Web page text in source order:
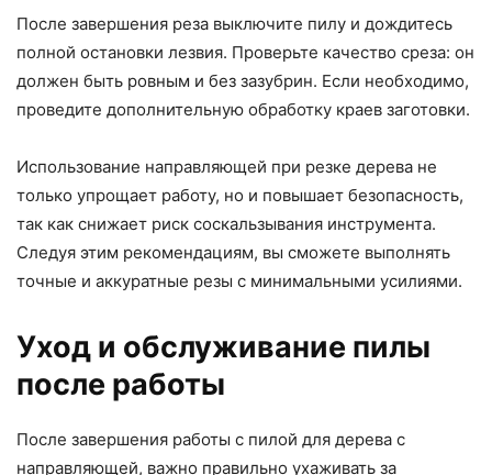
После завершения реза выключите пилу и дождитесь
полной остановки лезвия. Проверьте качество среза: он
должен быть ровным и без зазубрин. Если необходимо,
проведите дополнительную обработку краев заготовки.
Использование направляющей при резке дерева не
только упрощает работу, но и повышает безопасность,
так как снижает риск соскальзывания инструмента.
Следуя этим рекомендациям, вы сможете выполнять
точные и аккуратные резы с минимальными усилиями.
Уход и обслуживание пилы
после работы
После завершения работы с пилой для дерева с
направляющей, важно правильно ухаживать за